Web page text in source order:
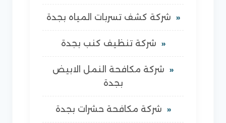
شركة كشف تسربات المياه بجدة
شركة تنظيف كنب بجدة
شركة مكافحة النمل الابيض
بجدة
شركة مكافحة حشرات بجدة